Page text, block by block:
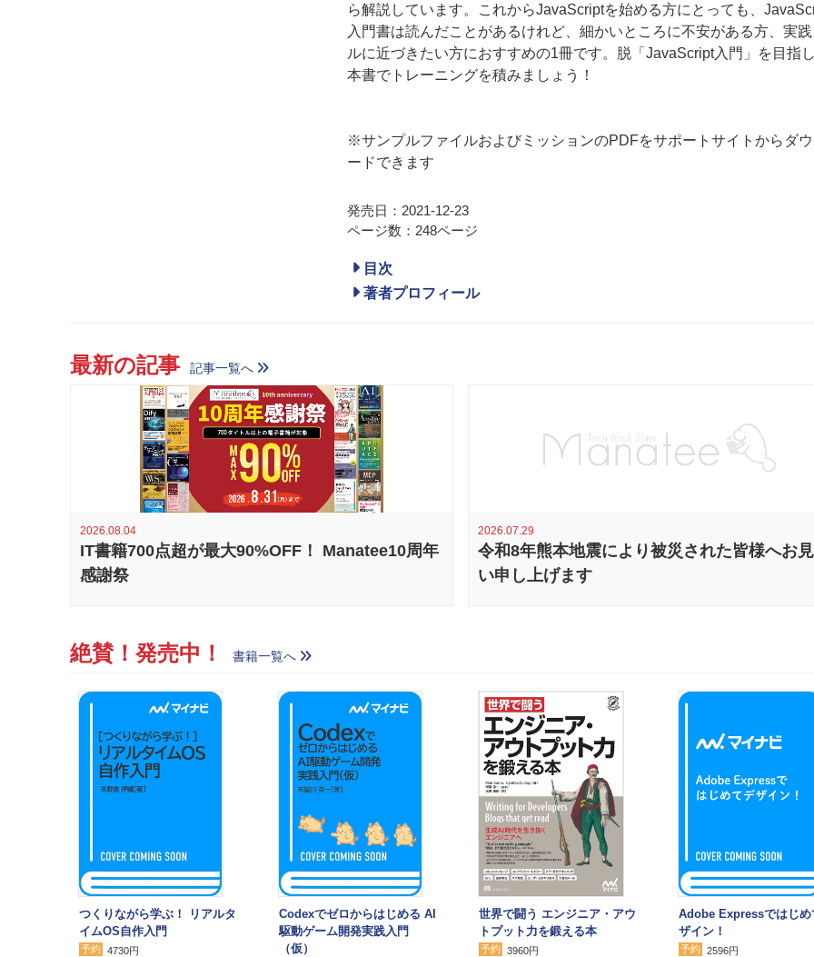
ら解説しています。これからJavaScriptを始める方にとっても、
入門書は読んだことがあるけれど、細かいところに不安がある方、実
ルに近づきたい方におすすめの1冊です。脱「JavaScript入門」を目指
本書でトレーニングを積みましょう！
※サンプルファイルおよびミッションのPDFをサポートサイトからダ
ードできます
発売日：2021-12-23
ページ数：248ページ
目次
著者プロフィール
最新の記事 記事一覧へ
2026.08.04
IT書籍700点超が最大90%OFF！ Manatee10周年
感謝祭
2026.07.29
令和8年熊本地震により被災された皆様へお
い申し上げます
絶賛！発売中！ 書籍一覧へ
つくりながら学ぶ！ リアルタ
イムOS自作入門
予約 4730円
Codexでゼロからはじめる AI
駆動ゲーム開発実践入門
（仮）
世界で闘う エンジニア・アウ
トプット力を鍛える本
予約 3960円
Adobe Expressではじめ
ザイン！
予約 2596円